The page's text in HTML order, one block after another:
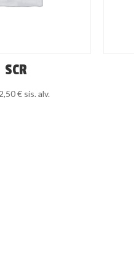
SCR
€ sis. alv.